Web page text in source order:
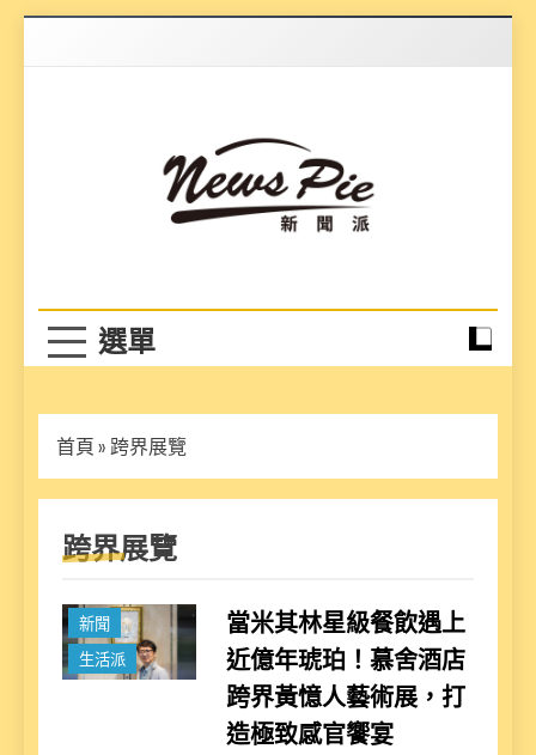
首頁 » 跨界展覽
跨界展覽
新聞
生活派
當米其林星級餐飲遇上
近億年琥珀！慕舍酒店
跨界黃憶人藝術展，打
造極致感官饗宴